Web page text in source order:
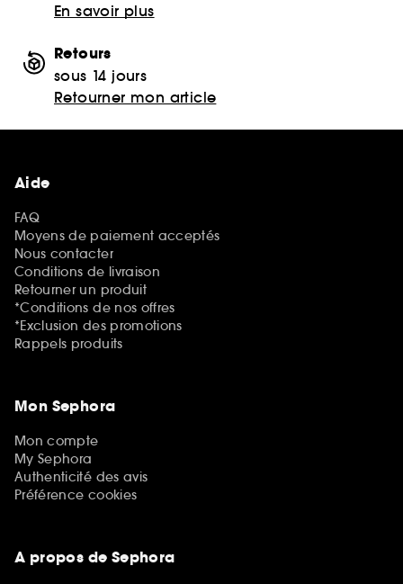
En savoir plus
Retours
sous 14 jours
Retourner mon article
Aide
FAQ
Moyens de paiement acceptés
Nous contacter
Conditions de livraison
Retourner un produit
*Conditions de nos offres
*Exclusion des promotions
Rappels produits
Mon Sephora
Mon compte
My Sephora
Authenticité des avis
Préférence cookies
A propos de Sephora